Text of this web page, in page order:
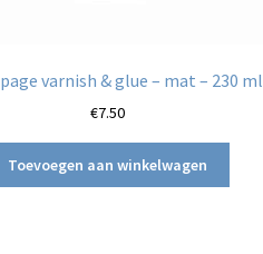
varnish & glue – mat – 230 ml
€7.50
Toevoegen aan winkelwagen